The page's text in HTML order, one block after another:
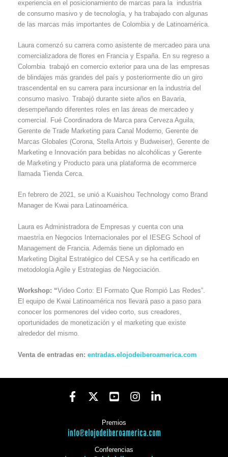
experiencia en el posicionamiento de marcas para la industria
de consumo masivo y de tecnología, y ha trabajado con algunas
de las marcas más importantes de Colombia y de Latinoamérica.
Laura comenzó su carrera como asistente de mercadeo para una
comercializadora de flores en Francia y España. En su regreso a
Colombia trabajó en comercio exterior para una de las empresas
de blindajes más grandes del país y posteriormente dio un giro
trascendental en su carrera para incursionar en la industria del
consumo masivo. Trabajó durante siete años en Bavaria,
desempeñando diferentes roles en las áreas de mercadeo y
comercial. Fué Coordinadora de Marca para Cerveza Aguila,
Gerente de Trade Marketing para Canal Moderno, Gerente de
Marcas Globales (Corona, Stella Artois y Budweiser), Gerente de
Marketing e Innovación para bebidas no alcohólicas y Gerente
de Marketing y Producto para una plataforma de ecommerce
llamada Tienda Cerca.
En febrero de 2021, se unió a Kuaishou Technology como Brand
Manager de Kwai para Latinoamérica.
Laura es Administradora de Empresas y cuenta con una
maestría en Negocios Internacionales por el IESEG School of
Management de Francia. Además tiene un diplomado en
Marketing Digital Estratégico del CESA y se ha certificado en
metodología Agile y Estrategias de Negociación.
Workshop: “Video Corto: El Formato Que Rompió Las Redes”.
El equipo de Kwai Latinoamérica nos llevará paso a paso para
conocer los pormenores del video corto, sus creadores,
oportunidades de monetización y el marketing que existe
alrededor del mismo.
Venta de entradas en: entradas.elojodeiberoamerica.com
Premios
info@elojodeiberoamerica.com
Conferencias